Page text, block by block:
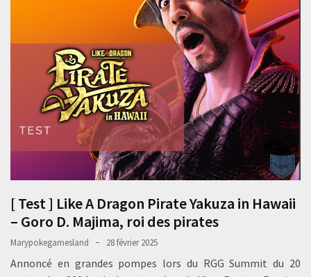
[ Test ] Like A Dragon Pirate Yakuza in Hawaii
– Goro D. Majima, roi des pirates
Marypokegamesland 28 février 2025
Annoncé en grandes pompes lors du RGG Summit du 20